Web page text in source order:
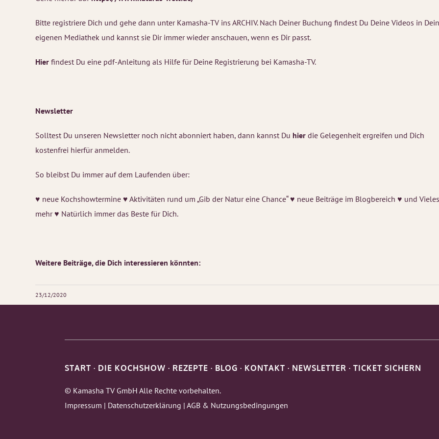
Bitte registriere Dich und gehe dann unter Kamasha-TV ins ARCHIV. Nach Deiner Buchung findest Du Deine Videos in
eigenen Mediathek und kannst sie Dir immer wieder anschauen, wenn es Dir passt.
Hier findest Du eine pdf-Anleitung als Hilfe für Deine Registrierung bei Kamasha-TV.
Newsletter
Solltest Du unseren Newsletter noch nicht abonniert haben, dann kannst Du hier die Gelegenheit ergreifen und Dich
kostenfrei hierfür anmelden.
So bleibst Du immer auf dem Laufenden über:
♥ neue Kochshowtermine ♥ Aktivitäten rund um „Gib der Natur eine Chance“ ♥ neue Beiträge im Blogbereich ♥ und Vieles
mehr ♥ Natürlich immer das Beste für Dich.
Weitere Beiträge, die Dich interessieren könnten:
23/12/2020
START · DIE KOCHSHOW · REZEPTE · BLOG · KONTAKT · NEWSLETTER · TICKET SICHERN
© Kamasha TV GmbH Alle Rechte vorbehalten.
Impressum | Datenschutzerklärung | AGB & Nutzungsbedingungen